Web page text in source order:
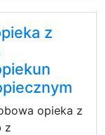
z
opieka z
z